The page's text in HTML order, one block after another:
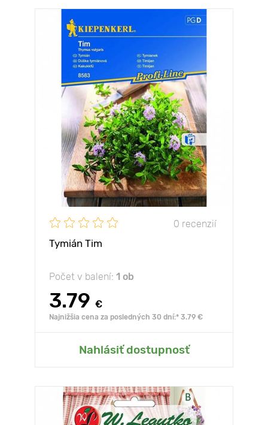
0 recenzií
Tymián Tim
Počet v balení: 1 ob
3.79 €
Najnižšia cena za posledných 30 dní:* 3.79 €
Nahlásiť dostupnosť